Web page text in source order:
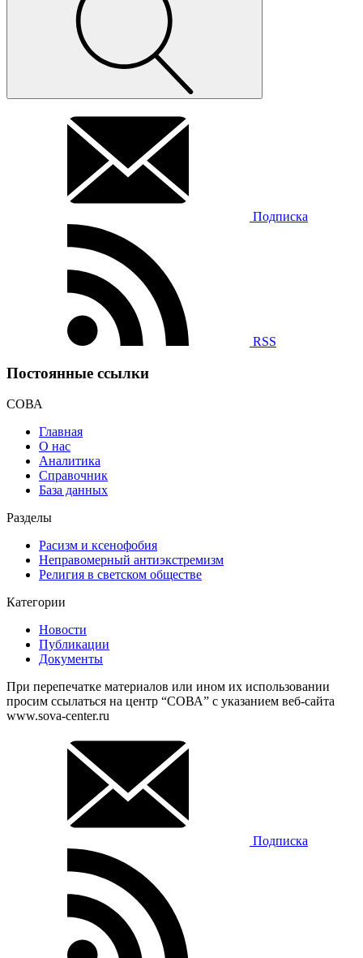
Подписка
RSS
Постоянные ссылки
СОВА
Главная
О нас
Аналитика
Справочник
База данных
Разделы
Расизм и ксенофобия
Неправомерный антиэкстремизм
Религия в светском обществе
Категории
Новости
Публикации
Документы
При перепечатке материалов или ином их использовании
просим ссылаться на центр “СОВА” с указанием веб-сайта
www.sova-center.ru
Подписка